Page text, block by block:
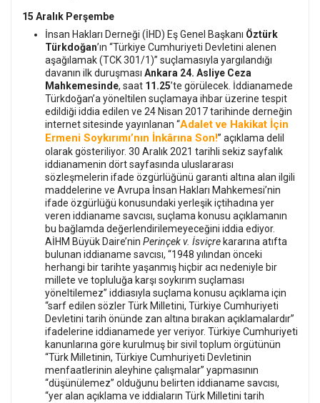
15 Aralık Perşembe
İnsan Hakları Derneği (İHD) Eş Genel Başkanı Öztürk
Türkdoğan’ın “Türkiye Cumhuriyeti Devletini alenen
aşağılamak (TCK 301/1)” suçlamasıyla yargılandığı
davanın ilk duruşması Ankara 24. Asliye Ceza
Mahkemesinde, saat 11.25’te görülecek. İddianamede
Türkdoğan’a yöneltilen suçlamaya ihbar üzerine tespit
edildiği iddia edilen ve 24 Nisan 2017 tarihinde derneğin
internet sitesinde yayınlanan “Adalet ve Hakikat İçin
Ermeni Soykırımı’nın İnkârına Son!” açıklama delil
olarak gösteriliyor. 30 Aralık 2021 tarihli sekiz sayfalık
iddianamenin dört sayfasında uluslararası
sözleşmelerin ifade özgürlüğünü garanti altına alan ilgili
maddelerine ve Avrupa İnsan Hakları Mahkemesi’nin
ifade özgürlüğü konusundaki yerleşik içtihadına yer
veren iddianame savcısı, suçlama konusu açıklamanın
bu bağlamda değerlendirilemeyeceğini iddia ediyor.
AİHM Büyük Daire’nin Perinçek v. İsviçre kararına atıfta
bulunan iddianame savcısı, “1948 yılından önceki
herhangi bir tarihte yaşanmış hiçbir acı nedeniyle bir
millete ve topluluğa karşı soykırım suçlaması
yöneltilemez” iddiasıyla suçlama konusu açıklama için
“sarf edilen sözler Türk Milletini, Türkiye Cumhuriyeti
Devletini tarih önünde zan altına bırakan açıklamalardır”
ifadelerine iddianamede yer veriyor. Türkiye Cumhuriyeti
kanunlarına göre kurulmuş bir sivil toplum örgütünün
“Türk Milletinin, Türkiye Cumhuriyeti Devletinin
menfaatlerinin aleyhine çalışmalar” yapmasının
“düşünülemez” olduğunu belirten iddianame savcısı,
“yer alan açıklama ve iddiaların Türk Milletini tarih